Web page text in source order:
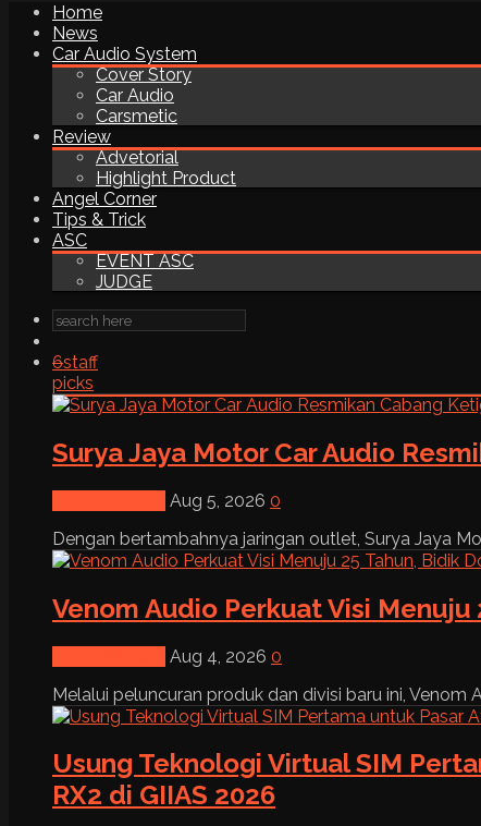
Home
News
Car Audio System
Cover Story
Car Audio
Carsmetic
Review
Advetorial
Highlight Product
Angel Corner
Tips & Trick
ASC
EVENT ASC
JUDGE
6staff
picks
Surya Jaya Motor Car Audio
Aug 5, 2026 0
Dengan bertambahnya jaringan outlet, Surya Jaya
Venom Audio Perkuat Visi
Aug 4, 2026 0
Melalui peluncuran produk dan divisi baru ini, Venom
Usung Teknologi Virtual SIM
RX2 di GIIAS 2026